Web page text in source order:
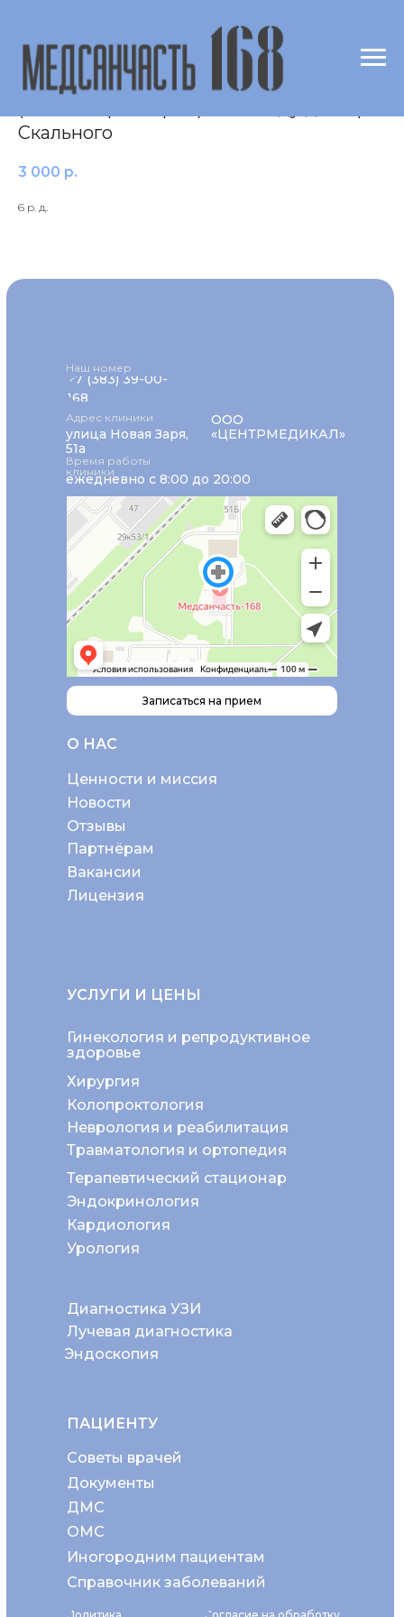
Серебро (Ag) в крови
Скального
3 000 р.
6 р. д.
О НАС
Ценности и миссия
Новости
+7 (383) 39-00-
168
Отзывы
Партнёрам
Вакансии
Лицензия
Неврология и реабилитация
Колопроктология
Хирургия
Гинекология и репродуктивное
здоровье
Диагностика УЗИ
Эндоскопия
Травматология и ортопедия
Эндокринология
Терапевтический стационар
Кардиология
Урология
Лучевая диагностика
УСЛУГИ И ЦЕНЫ
ПАЦИЕНТУ
Советы врачей
ОМС
Документы
ДМС
Иногородним пациентам
Справочник заболеваний
Наш номер
ежедневно с 8:00 до 20:00
Время работы
клиники
Адрес клиники
улица Новая Заря,
51а
ООО
«ЦЕНТРМЕДИКАЛ»
Записаться на прием